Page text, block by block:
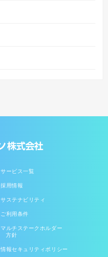
サービス一覧
採用情報
サステナビリティ
ご利用条件
マルチステークホルダー
方針
情報セキュリティポリシー